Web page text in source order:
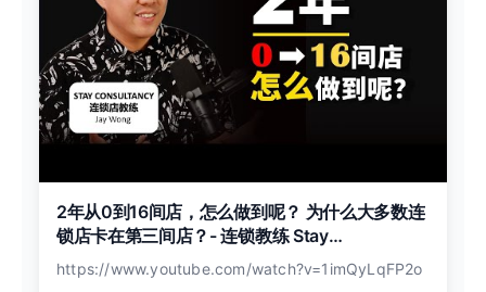
2年从0到16间店，怎么做到呢？ 为什么大多数连
锁店卡在第三间店？- 连锁教练 Stay
Consultancy 创办人 Jay Wong
https://www.youtube.com/watch?v=1imQyLqFP2o